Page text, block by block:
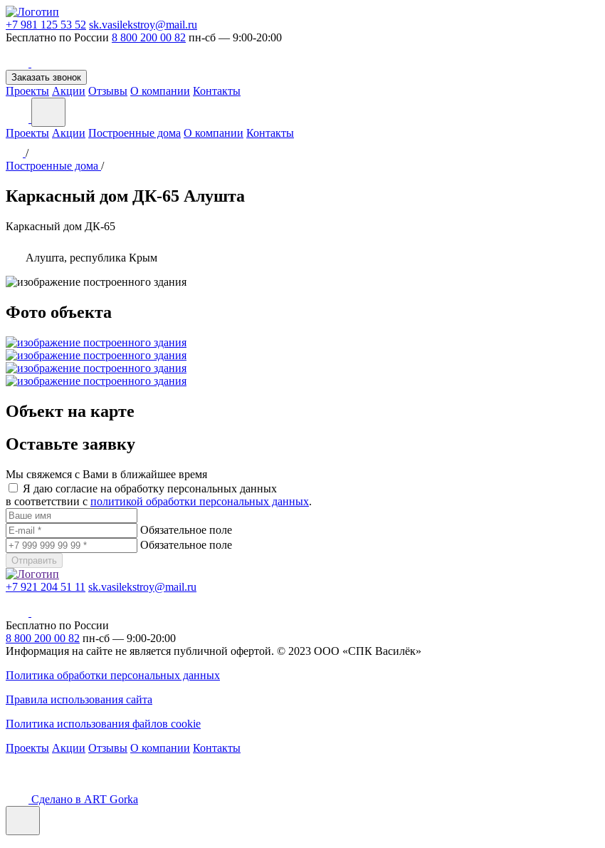
+7 981 125 53 52 sk.vasilekstroy@mail.ru
Бесплатно по России 8 800 200 00 82 пн-сб — 9:00-20:00
Заказать звонок
Проекты Акции Отзывы О компании Контакты
Проекты Акции Построенные дома О компании Контакты
/
Построенные дома /
Каркасный дом ДК-65 Алушта
Каркасный дом ДК-65
Алушта, республика Крым
Фото объекта
Объект на карте
Оставьте заявку
Мы свяжемся с Вами в ближайшее время
Я даю согласие на обработку персональных данных
в соответствии с политикой обработки персональных данных.
Обязательное поле
Обязательное поле
Отправить
+7 921 204 51 11 sk.vasilekstroy@mail.ru
Бесплатно по России
8 800 200 00 82 пн-сб — 9:00-20:00
Информация на сайте не является публичной офертой. © 2023 ООО «СПК Василёк»
Политика обработки персональных данных
Правила использования сайта
Политика использования файлов cookie
Проекты Акции Отзывы О компании Контакты
Сделано в ART Gorka